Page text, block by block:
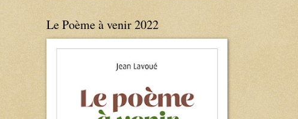
Le Poème à venir 2022